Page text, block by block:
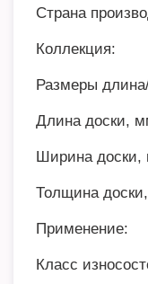
Страна
Коллекция:
Размеры
Длина доски,
Ширина доски,
Толщина
Применение:
Класс